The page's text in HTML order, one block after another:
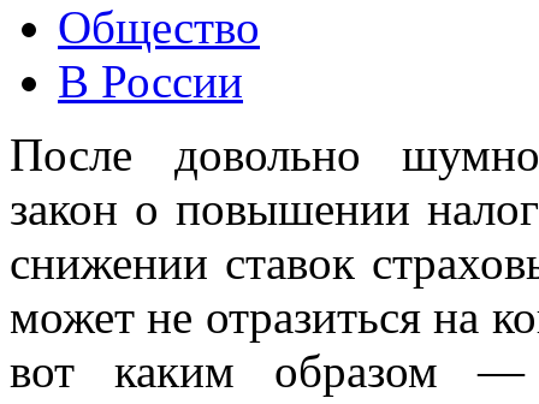
Общество
В России
После довольно
закон о повышении
снижении ставок
может не отразиться на
вот каким образом —